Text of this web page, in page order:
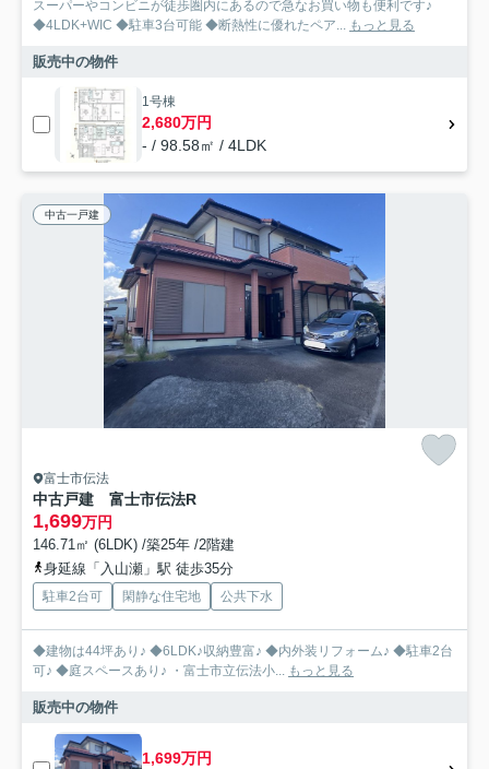
スーパーやコンビニが徒歩圏内にあるので急なお買い物も便利です♪
◆4LDK+WIC ◆駐車3台可能 ◆断熱性に優れたペア... もっと見る
販売中の物件
1号棟
2,680万円
- / 98.58㎡ / 4LDK
中古一戸建
富士市伝法
中古戸建 富士市伝法R
1,699万円
146.71㎡ (6LDK) /築25年 /2階建
身延線「入山瀬」駅 徒歩35分
駐車2台可 閑静な住宅地 公共下水
◆建物は44坪あり♪ ◆6LDK♪収納豊富♪ ◆内外装リフォーム♪ ◆駐車2台
可♪ ◆庭スペースあり♪ ・富士市立伝法小... もっと見る
販売中の物件
1,699万円